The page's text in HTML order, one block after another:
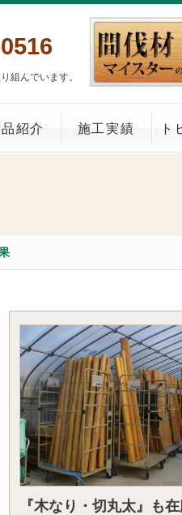
組んでいます。
紹介 施工実績 ト
『木なり・切丸太』も